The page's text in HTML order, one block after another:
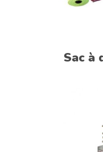
Sac à